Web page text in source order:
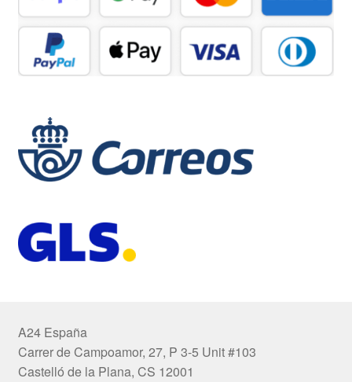
A24 España
Carrer de Campoamor, 27, P 3-5 Unit #103
Castelló de la Plana, CS 12001